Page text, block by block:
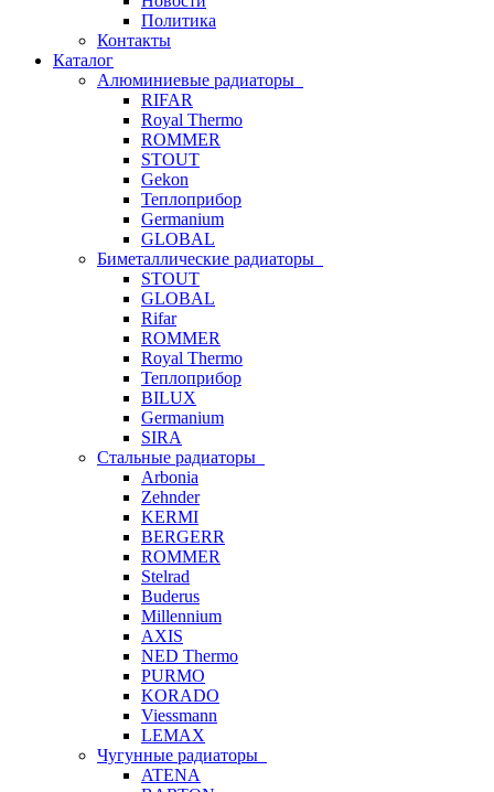
Политика
Контакты
Каталог
Алюминиевые радиаторы
RIFAR
Royal Thermo
ROMMER
STOUT
Gekon
Теплоприбор
Germanium
GLOBAL
Биметаллические радиаторы
STOUT
GLOBAL
Rifar
ROMMER
Royal Thermo
Теплоприбор
BILUX
Germanium
SIRA
Стальные радиаторы
Arbonia
Zehnder
KERMI
BERGERR
ROMMER
Stelrad
Buderus
Millennium
AXIS
NED Thermo
PURMO
KORADO
Viessmann
LEMAX
Чугунные радиаторы
ATENA